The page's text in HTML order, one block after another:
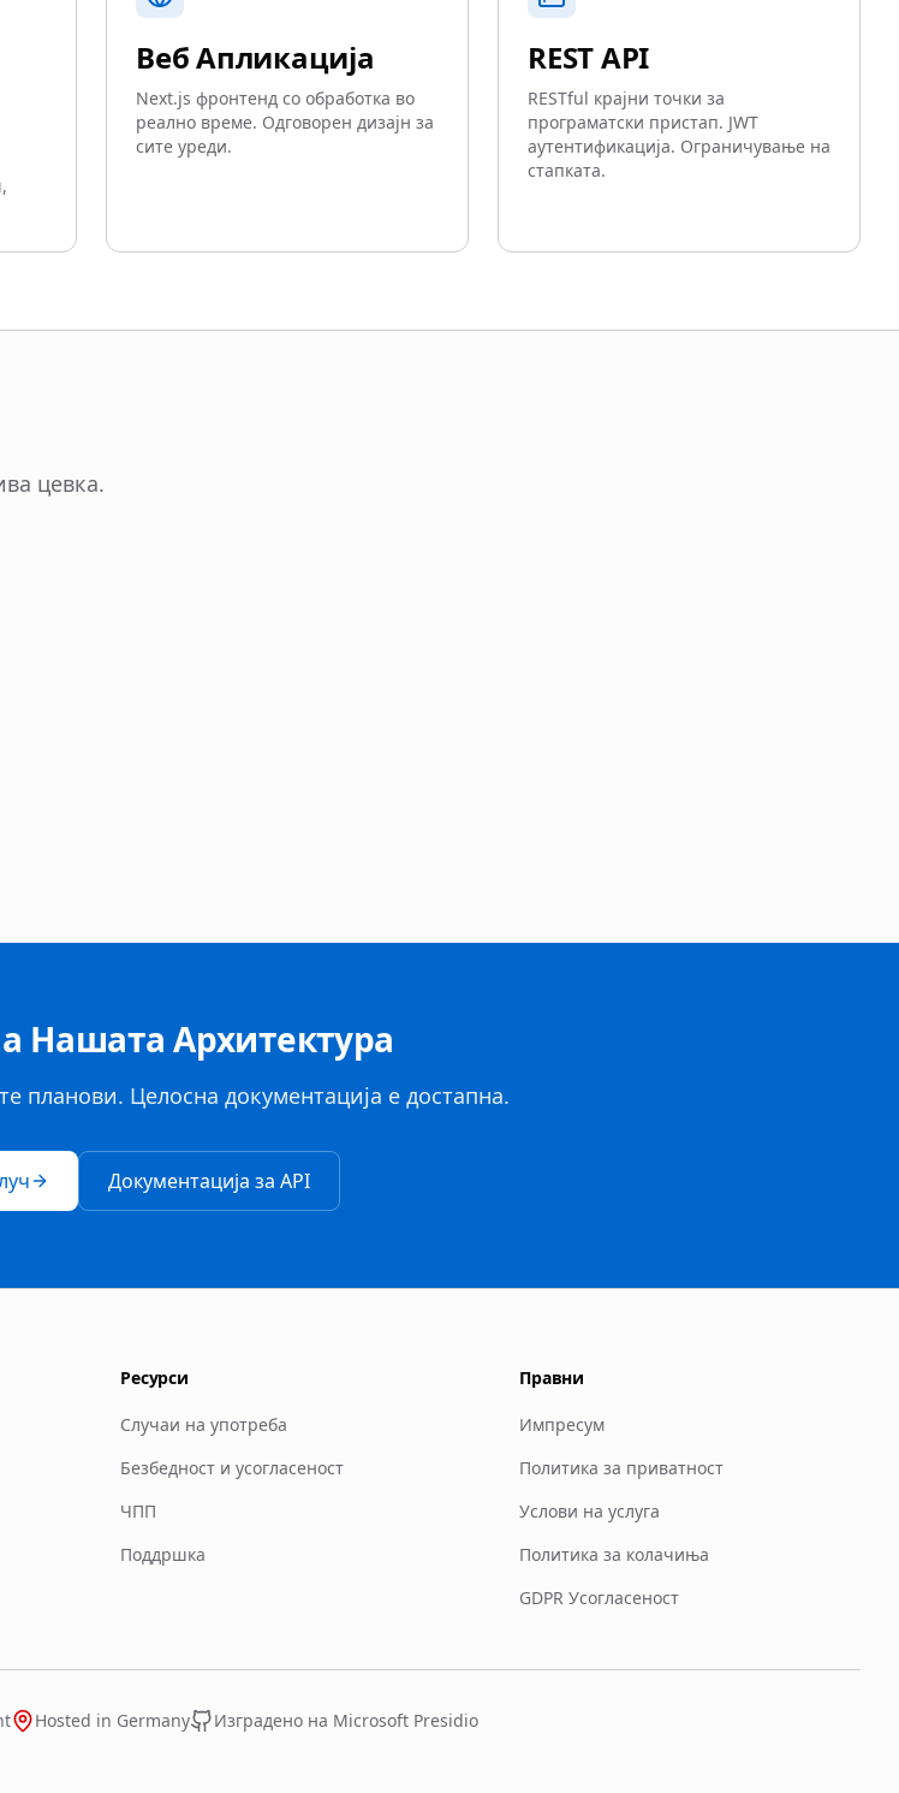
Веб Апликација
Next.js фронтенд со обработка во
реално време. Одговорен дизајн за
сите уреди.
REST API
RESTful крајни точки за
програматски пристап. JWT
аутентификација. Ограничување на
стапката.
цевка.
Нашата Архитектура
планови. Целосна документација е достапна.
Документација за API
Ресурси
Случаи на употреба
Безбедност и усогласеност
ЧПП
Поддршка
Правни
Импресум
Политика за приватност
Услови на услуга
Политика за колачиња
GDPR Усогласеност
Hosted in Germany Изградено на Microsoft Presidio